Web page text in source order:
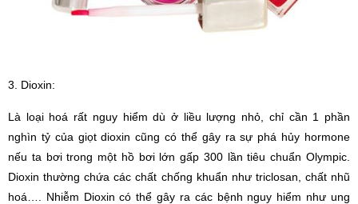
3. Dioxin:
Là loại hoá rất nguy hiểm dù ở liều lượng nhỏ, chỉ cần 1 phần
nghìn tỷ của giọt dioxin cũng có thể gây ra sự phá hủy hormone
nếu ta bơi trong một hồ bơi lớn gấp 300 lần tiêu chuẩn Olympic.
Dioxin thường chứa các chất chống khuẩn như triclosan, chất nhũ
hoá…. Nhiễm Dioxin có thể gây ra các bệnh nguy hiểm như ung